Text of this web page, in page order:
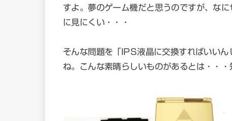
すよ。夢のゲーム機だと思うのですが、な
に見にくい・・・
そんな問題を「IPS液晶に交換すればいいん
ね。こんな素晴らしいものがあるとは・・・